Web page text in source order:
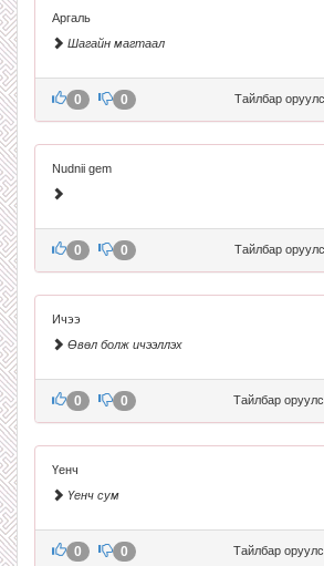
Аргаль
Шагайн магтаал
Тайлбар
0 0
Nudnii gem
Тайлбар
0 0
Ичээ
Өвөл болж ичээллэх
Тайлбар
0 0
Үенч
Үенч сум
Тайлбар
0 0